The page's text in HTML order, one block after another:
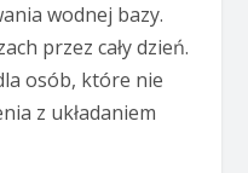
wodnej bazy.
przez cały dzień.
osób, które nie
z układaniem